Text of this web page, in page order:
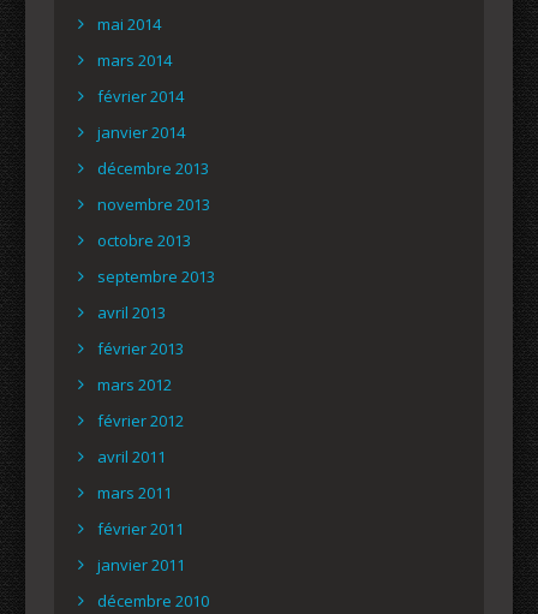
mai 2014
mars 2014
février 2014
janvier 2014
décembre 2013
novembre 2013
octobre 2013
septembre 2013
avril 2013
février 2013
mars 2012
février 2012
avril 2011
mars 2011
février 2011
janvier 2011
décembre 2010